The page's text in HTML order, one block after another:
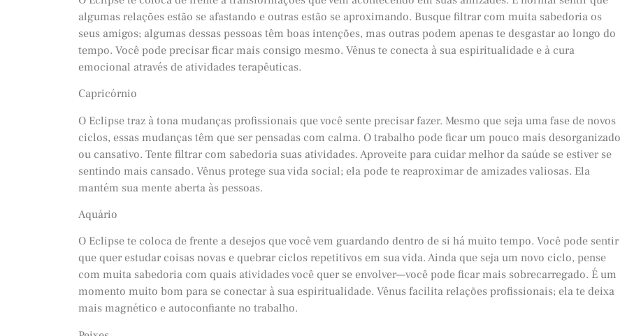
algumas relações estão se afastando e outras estão se aproximando. Busque filtrar com muita sabedoria os
seus amigos; algumas dessas pessoas têm boas intenções, mas outras podem apenas te desgastar ao longo do
tempo. Você pode precisar ficar mais consigo mesmo. Vênus te conecta à sua espiritualidade e à cura
emocional através de atividades terapêuticas.
Capricórnio
O Eclipse traz à tona mudanças profissionais que você sente precisar fazer. Mesmo que seja uma fase de novos
ciclos, essas mudanças têm que ser pensadas com calma. O trabalho pode ficar um pouco mais desorganizado
ou cansativo. Tente filtrar com sabedoria suas atividades. Aproveite para cuidar melhor da saúde se estiver se
sentindo mais cansado. Vênus protege sua vida social; ela pode te reaproximar de amizades valiosas. Ela
mantém sua mente aberta às pessoas.
Aquário
O Eclipse te coloca de frente a desejos que você vem guardando dentro de si há muito tempo. Você pode sentir
que quer estudar coisas novas e quebrar ciclos repetitivos em sua vida. Ainda que seja um novo ciclo, pense
com muita sabedoria com quais atividades você quer se envolver—você pode ficar mais sobrecarregado. É um
momento muito bom para se conectar à sua espiritualidade. Vênus facilita relações profissionais; ela te deixa
mais magnético e autoconfiante no trabalho.